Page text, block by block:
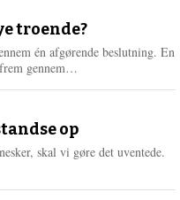
troende?
én afgørende beslutning. En
gennem…
e
r
e
op
skal vi gøre det uventede.